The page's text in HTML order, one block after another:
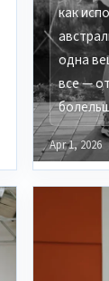
как
одна
все —
Apr 1, 2026